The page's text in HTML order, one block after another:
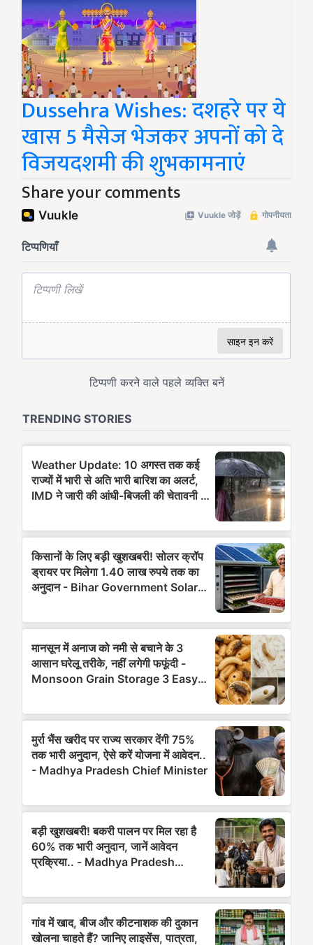
Dussehra Wishes: दशहरे पर ये
खास 5 मैसेज भेजकर अपनों को दे
विजयदशमी की शुभकामनाएं
Share your comments